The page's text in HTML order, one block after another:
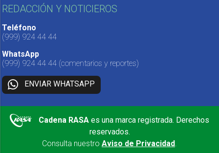
REDACCIÓN Y NOTICIEROS
Teléfono
(999) 924 44 44
WhatsApp
(999) 924 44 44 (comentarios y reportes)
ENVIAR WHATSAPP
Cadena RASA es una marca registrada. Derechos
reservados.
Consulta nuestro Aviso de Privacidad